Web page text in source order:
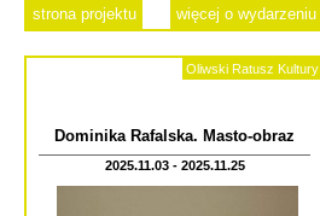
strona projektu więcej o wydarzeniu
Oliwski Ratusz Kultury
Dominika Rafalska. Masto-obraz
2025.11.03 - 2025.11.25